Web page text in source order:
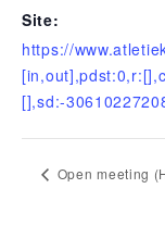
Site:
https://
[],sd:-
Open meeting